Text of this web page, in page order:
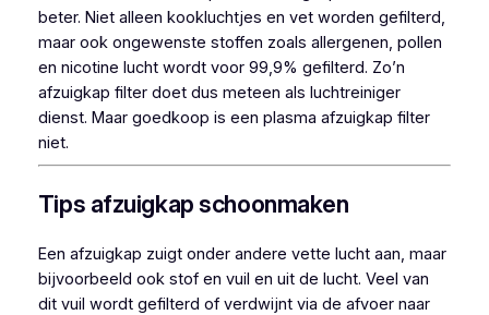
beter. Niet alleen kookluchtjes en vet worden gefilterd,
maar ook ongewenste stoffen zoals allergenen, pollen
en nicotine lucht wordt voor 99,9% gefilterd. Zo’n
afzuigkap filter doet dus meteen als luchtreiniger
dienst. Maar goedkoop is een plasma afzuigkap filter
niet.
Tips afzuigkap schoonmaken
Een afzuigkap zuigt onder andere vette lucht aan, maar
bijvoorbeeld ook stof en vuil en uit de lucht. Veel van
dit vuil wordt gefilterd of verdwijnt via de afvoer naar